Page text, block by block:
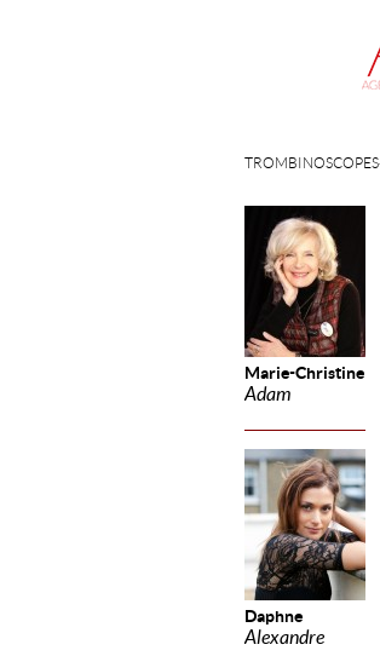
Marie-Christine
Adam
Daphne
Alexandre
TROMBINOSCOPES